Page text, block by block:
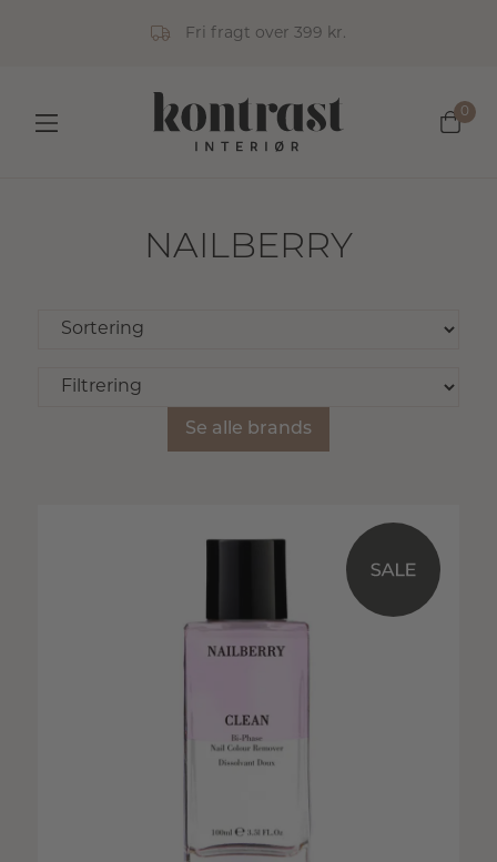
Fri fragt over 399 kr.
0
NAILBERRY
Se alle brands